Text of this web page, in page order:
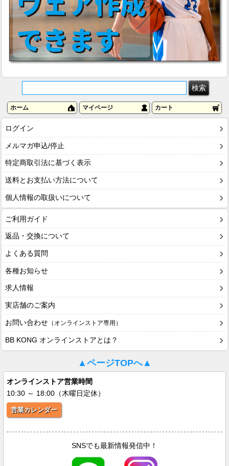
ホーム マイページ カート
ログイン
メルマガ申込/停止
特定商取引法に基づく表示
送料とお支払い方法について
個人情報の取扱いについて
ご利用ガイド
返品・交換について
よくある質問
各種お知らせ
求人情報
実店舗のご案内
お問い合わせ （オンラインストア専用）
BB KONG オンラインストアとは？
▲ページTOPへ▲
オンラインストア営業時間
10:30 ～ 18:00（木曜日定休）
営業カレンダー
SNSでも最新情報発信中！